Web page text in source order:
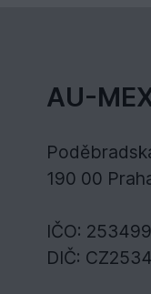
AU-
190 00
IČO:
DIČ: